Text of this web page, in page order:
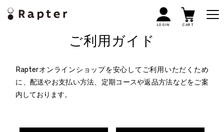
LOGIN CART
ご利用ガイド
Rapterオンラインショップを安心してご利用いただくため
に、配送やお支払い方法、定期コースや返品方法などをご案
内しております。